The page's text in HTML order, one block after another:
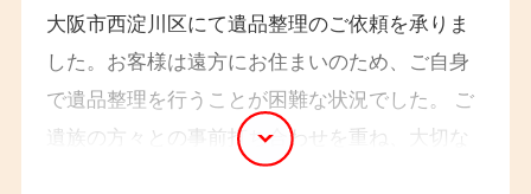
大阪市西淀川区にて遺品整理のご依頼を承りま
した。お客様は遠方にお住まいのため、ご自身
で遺品整理を行うことが困難な状況でした。 ご
遺族の方々との事前打ち合わせを重ね、大切な
思い出の品々を丁寧に仕分け、不要なものは適